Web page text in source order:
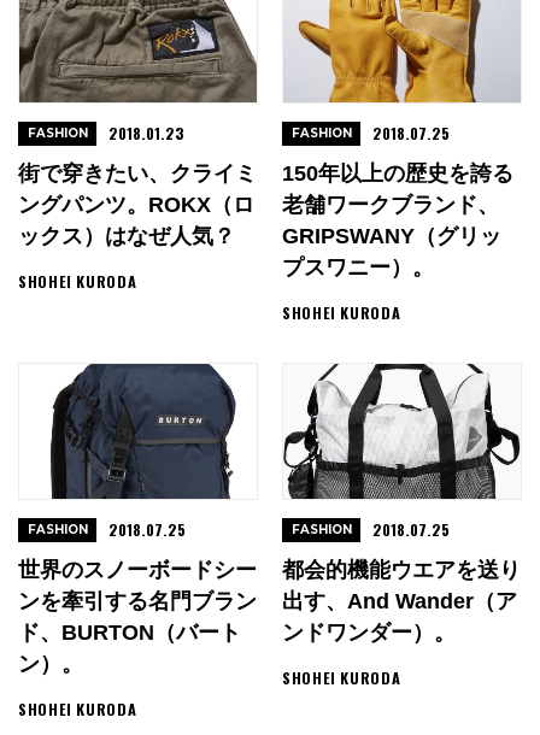
街で穿きたい、クライミ
ングパンツ。ROKX（ロ
ックス）はなぜ人気？
SHOHEI KURODA
FASHION 2018.01.23
150年以上の歴史を誇る
老舗ワークブランド、
GRIPSWANY（グリッ
プスワニー）。
SHOHEI KURODA
FASHION 2018.07.25
世界のスノーボードシー
ンを牽引する名門ブラン
ド、BURTON（バート
ン）。
SHOHEI KURODA
FASHION 2018.07.25
都会的機能ウエアを送り
出す、and Wander（ア
ンドワンダー）。
SHOHEI KURODA
FASHION 2018.07.25